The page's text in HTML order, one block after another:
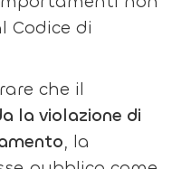
Codice di
che il
la violazione di
, la